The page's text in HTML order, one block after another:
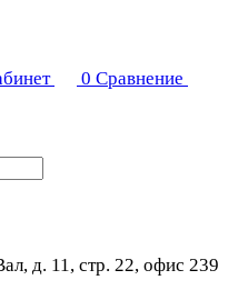
0 Сравнение
д. 11, стр. 22, офис 239